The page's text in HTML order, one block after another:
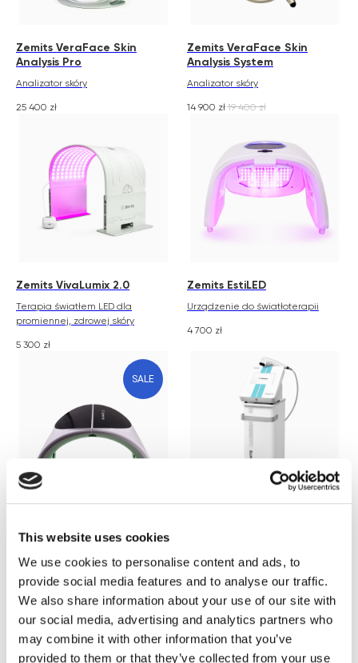
This website uses cookies
We use cookies to personalise content and ads, to
provide social media features and to analyse our traffic.
We also share information about your use of our site with
our social media, advertising and analytics partners who
may combine it with other information that you’ve
provided to them or that they’ve collected from your use
Zemits VeraFace Skin
Analysis Pro
Analizator skóry
25 400 zł
Zemits VeraFace Skin
Analysis System
Analizator skóry
14 900 zł 19 400 zł
Zemits VivaLumix 2.0
Terapia światłem LED dla
promiennej, zdrowej skóry
5 300 zł
Zemits EstiLED
Urządzenie do światłoterapii
4 700 zł
SALE
Urządzenie do światłoterapii
1 680 zł 2 800 zł
urządzenie HIFU
35 500 zł
SALE